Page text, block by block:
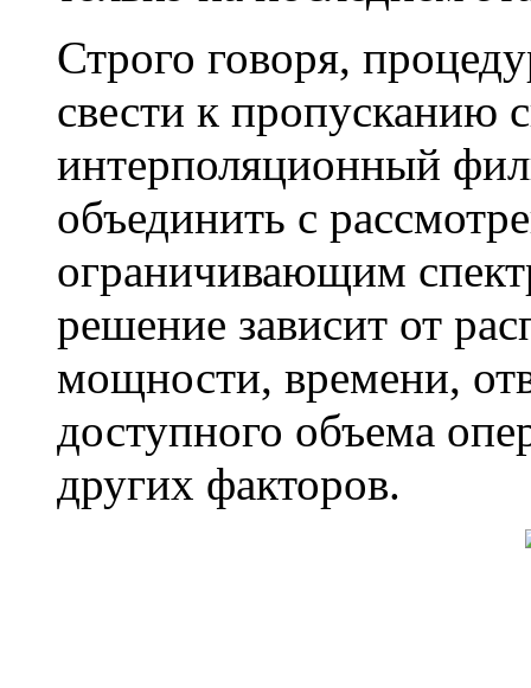
Строго говоря,
свести к пропусканию
интерполяционный
объединить с
ограничивающим
решение зависит от
мощности, времени,
доступного объема
других факторов.